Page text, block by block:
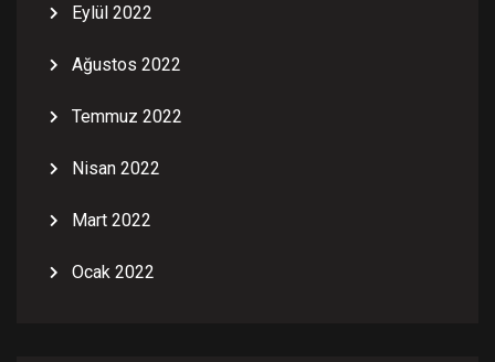
Eylül 2022
Ağustos 2022
Temmuz 2022
Nisan 2022
Mart 2022
Ocak 2022